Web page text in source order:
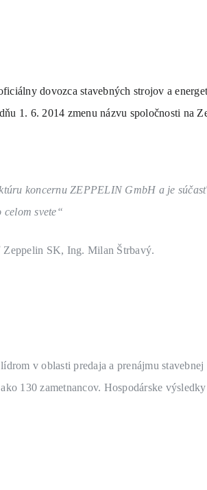
dovozca stavebných strojov a
1. 6. 2014 zmenu názvu spoločnosti na
koncernu ZEPPELIN GmbH a je
celom svete“
Zeppelin SK, Ing. Milan Štrbavý.
v oblasti predaja a prenájmu
130 zametnancov. Hospodárske